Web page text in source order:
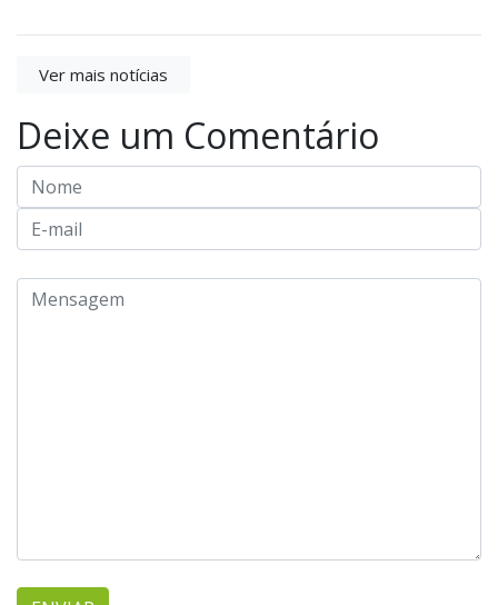
Ver mais notícias
Deixe um Comentário